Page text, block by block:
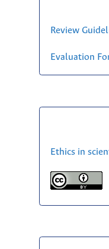
Review
Evaluation
Ethics in